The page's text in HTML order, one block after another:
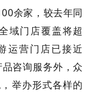
余家，较去年同
域门店覆盖将超
运营门店已接近
咨询服务外，众
举办形式各样的